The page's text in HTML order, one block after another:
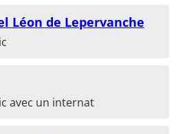
Léon de Lepervanche
avec un internat